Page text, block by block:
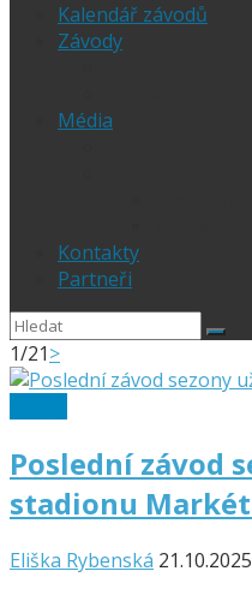
Kalendář závodů
Závody
Média
Kontakty
Partneři
1/21>
Poslední závod
stadionu
Eliška Rybenská 21.10.2025